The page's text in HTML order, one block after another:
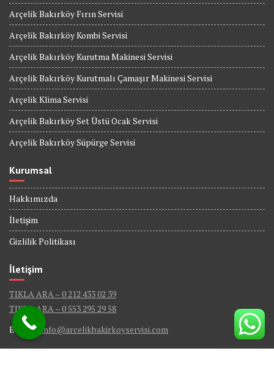
Arçelik Bakırköy Fırın Servisi
Arçelik Bakırköy Kombi Servisi
Arçelik Bakırköy Kurutma Makinesi Servisi
Arçelik Bakırköy Kurutmalı Çamaşır Makinesi Servisi
Arçelik Klima Servisi
Arçelik Bakırköy Set Üstü Ocak Servisi
Arçelik Bakırköy Süpürge Servisi
Kurumsal
Hakkımızda
İletişim
Gizlilik Politikası
İletişim
TIKLA ARA – 0 212 433 02 39
TIKLA ARA – 0 553 295 29 58
E-Mail : info@arcelikbakirkoyservisi.com